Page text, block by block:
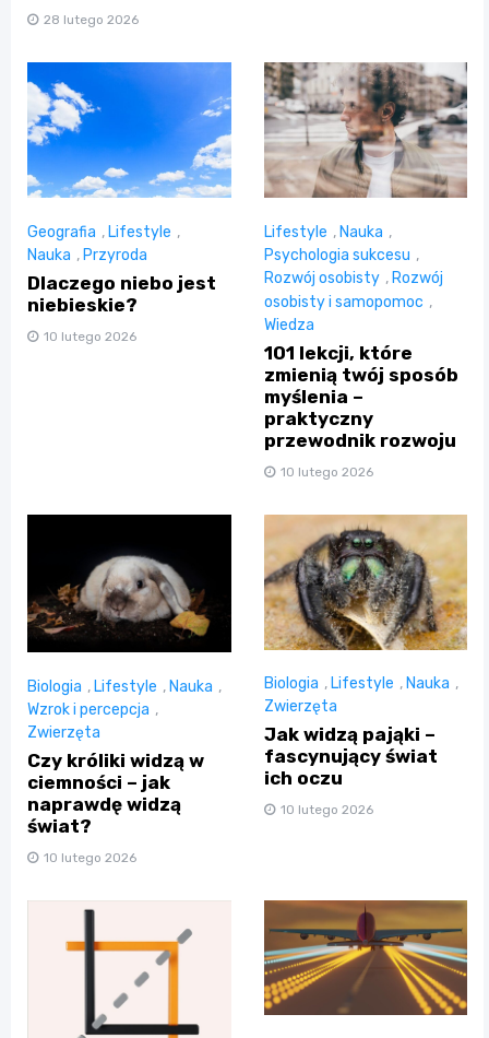
28 lutego 2026
Geografia , Lifestyle ,
Nauka , Przyroda
Dlaczego niebo jest
niebieskie?
10 lutego 2026
Lifestyle , Nauka ,
Psychologia sukcesu ,
Rozwój osobisty , Rozwój
osobisty i samopomoc ,
Wiedza
101 lekcji, które
zmienią twój sposób
myślenia –
praktyczny
przewodnik rozwoju
10 lutego 2026
Biologia , Lifestyle , Nauka ,
Wzrok i percepcja ,
Zwierzęta
Czy króliki widzą w
ciemności – jak
naprawdę widzą
świat?
10 lutego 2026
Biologia , Lifestyle , Nauka ,
Zwierzęta
Jak widzą pająki –
fascynujący świat
ich oczu
10 lutego 2026